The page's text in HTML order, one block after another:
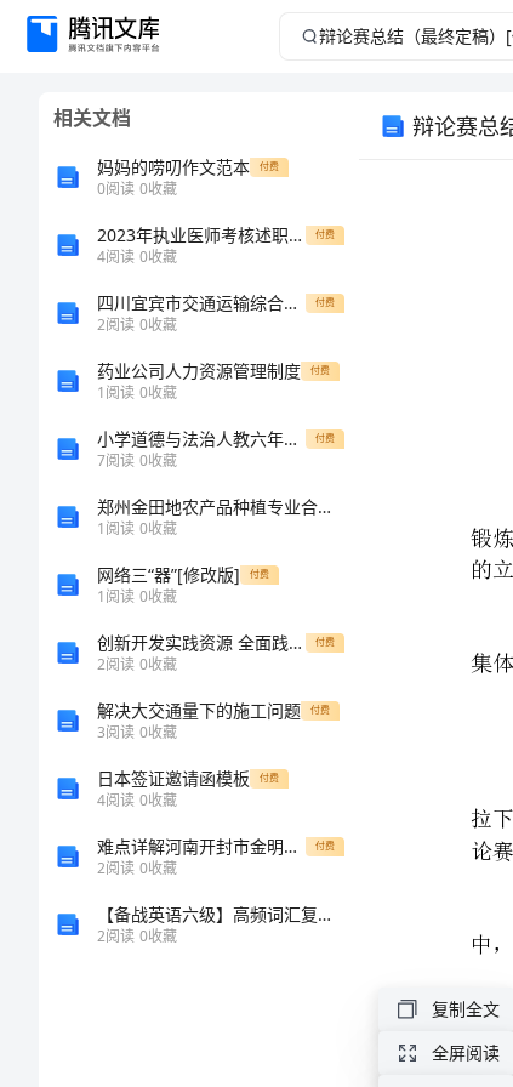
辩
（最
稿）
篇：
相关文档
妈妈的唠叨作文范本 付费
0阅读 0收藏
2023年执业医师考核述职报告(篇) 付费
4阅读 0收藏
四川宜宾市交通运输综合行政执法支队招考聘用临聘人员4人笔试题库含答案解析 0 付费
2阅读 0收藏
药业公司人力资源管理制度 付费
1阅读 0收藏
小学道德与法治人教六年级上册 法律保护我们健康成长特殊关爱助我成长 付费
7阅读 0收藏
郑州金田地农产品种植专业合作社项城分社介绍企业发展分析报告
1阅读 0收藏
网络三“器”[修改版] 付费
1阅读 0收藏
创新开发实践资源 全面践行立德树人——河北工程大学附属学校综合实践课设计及思考 付费
2阅读 0收藏
解决大交通量下的施工问题 付费
3阅读 0收藏
日本签证邀请函模板 付费
4阅读 0收藏
难点详解河南开封市金明中学数学七年级上册一元一次方程同步测评练习题（解析版） 付费
2阅读 0收藏
【备战英语六级】高频词汇复习笔记21-30
2阅读 0收藏
辩论赛总
复制全文
全屏阅读